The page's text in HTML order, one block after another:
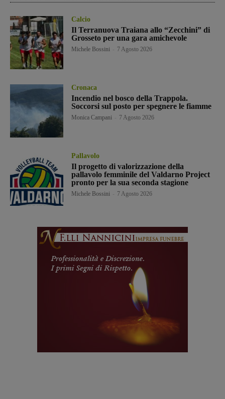
Calcio
Il Terranuova Traiana allo “Zecchini” di
Grosseto per una gara amichevole
Michele Bossini 7 Agosto 2026
Cronaca
Incendio nel bosco della Trappola.
Soccorsi sul posto per spegnere le fiamme
Monica Campani 7 Agosto 2026
Pallavolo
Il progetto di valorizzazione della
pallavolo femminile del Valdarno Project
pronto per la sua seconda stagione
Michele Bossini 7 Agosto 2026